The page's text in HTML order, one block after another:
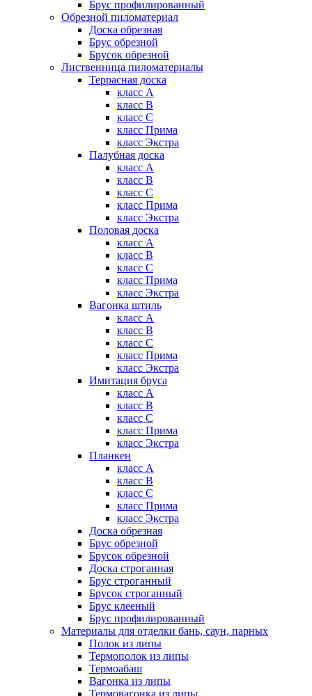
Брус профилированный
Обрезной пиломатериал
Доска обрезная
Брус обрезной
Брусок обрезной
Лиственница пиломатериалы
Террасная доска
класс А
класс B
класс C
класс Прима
класс Экстра
Палубная доска
класс А
класс B
класс C
класс Прима
класс Экстра
Половая доска
класс А
класс B
класс C
класс Прима
класс Экстра
Вагонка штиль
класс А
класс B
класс C
класс Прима
класс Экстра
Имитация бруса
класс А
класс B
класс C
класс Прима
класс Экстра
Планкен
класс А
класс B
класс C
класс Прима
класс Экстра
Доска обрезная
Брус обрезной
Брусок обрезной
Доска строганная
Брус строганный
Брусок строганный
Брус клееный
Брус профилированный
Материалы для отделки бань, саун, парных
Полок из липы
Термополок из липы
Термоабаш
Вагонка из липы
Термовагонка из липы